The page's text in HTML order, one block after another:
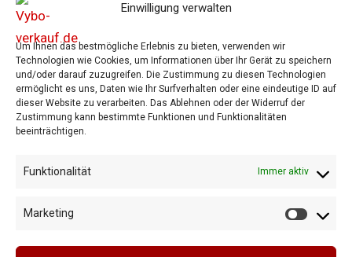
Einwilligung verwalten
Um Ihnen das bestmögliche Erlebnis zu bieten, verwenden wir
Technologien wie Cookies, um Informationen über Ihr Gerät zu speichern
und/oder darauf zuzugreifen. Die Zustimmung zu diesen Technologien
ermöglicht es uns, Daten wie Ihr Surfverhalten oder eine eindeutige ID auf
dieser Website zu verarbeiten. Das Ablehnen oder der Widerruf der
Zustimmung kann bestimmte Funktionen und Funktionalitäten
beeinträchtigen.
Funktionalität Immer aktiv
Marketing
Frequenzumrichter
Getriebe
Shop
Warenkorb